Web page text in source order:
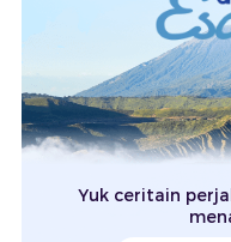
Yuk ceritain